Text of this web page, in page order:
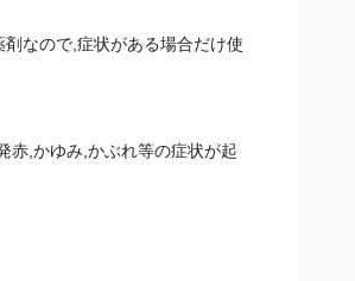
なので,症状がある場合だけ使
,かゆみ,かぶれ等の症状が起